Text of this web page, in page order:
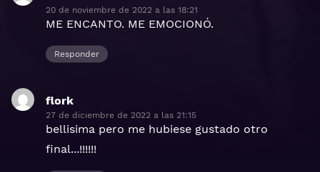
20 de noviembre de 2022 a las 18:21
ME ENCANTO. ME EMOCIONÓ.
Responder
flork
27 de diciembre de 2022 a las 21:15
bellisima pero me hubiese gustado otro
final...!!!!!!